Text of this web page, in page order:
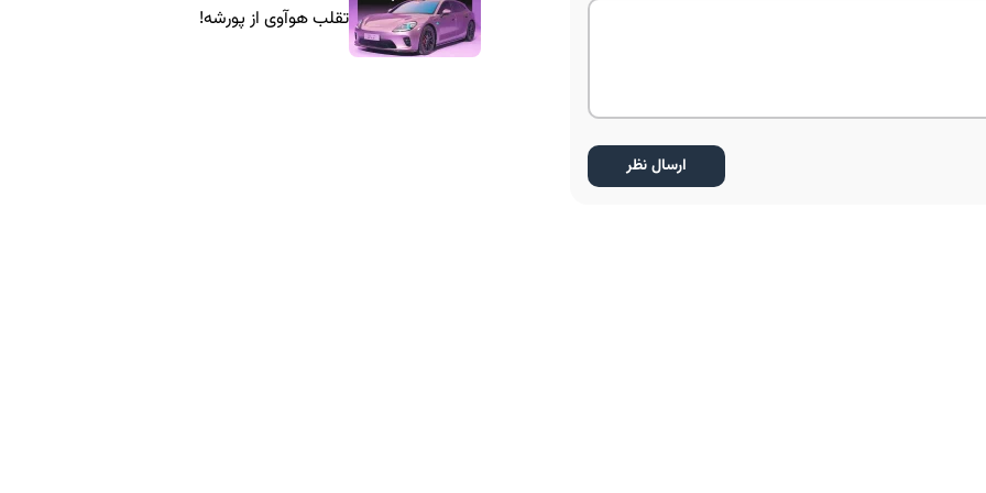
تقلب هوآوی از پورشه!